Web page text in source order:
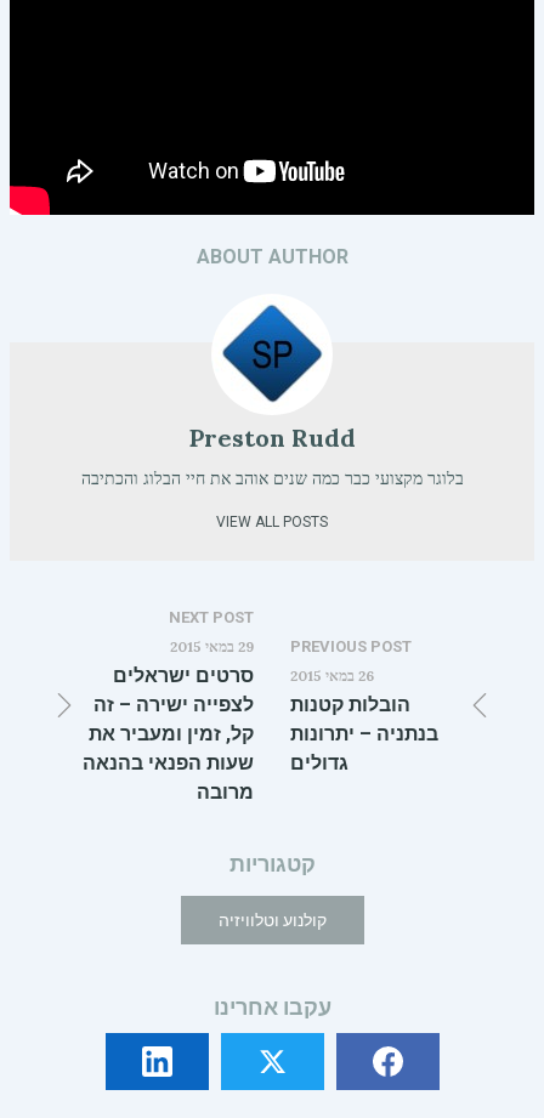
ABOUT AUTHOR
Preston Rudd
בלוגר מקצועי כבר כמה שנים אוהב את חיי הבלוג והכתיבה
VIEW ALL POSTS
PREVIOUS POST
26 במאי 2015
הובלות קטנות
בנתניה – יתרונות
גדולים
NEXT POST
29 במאי 2015
סרטים ישראלים
לצפייה ישירה – זה
קל, זמין ומעביר את
שעות הפנאי בהנאה
מרובה
קטגוריות
קולנוע וטלוויזיה
עקבו אחרינו